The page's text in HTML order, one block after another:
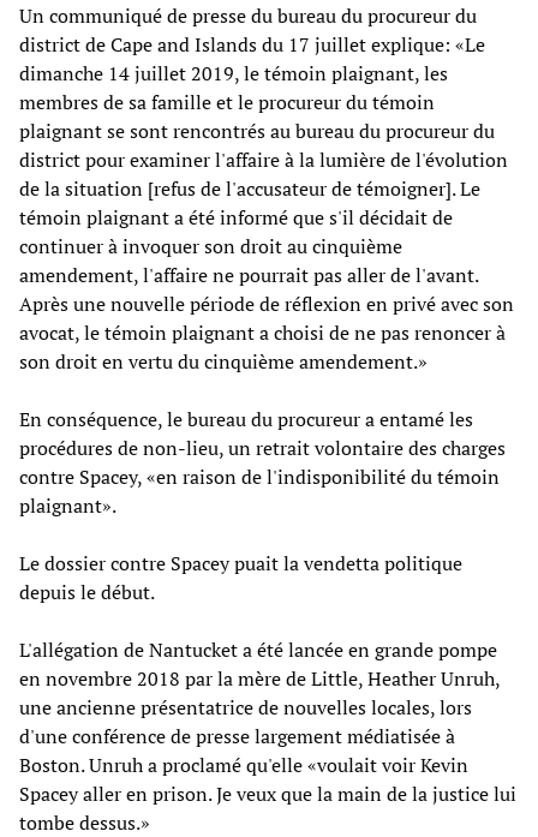
Un communiqué de presse du bureau du procureur du
district de Cape and Islands du 17 juillet explique: «Le
dimanche 14 juillet 2019, le témoin plaignant, les
membres de sa famille et le procureur du témoin
plaignant se sont rencontrés au bureau du procureur du
district pour examiner l'affaire à la lumière de l'évolution
de la situation [refus de l'accusateur de témoigner]. Le
témoin plaignant a été informé que s'il décidait de
continuer à invoquer son droit au cinquième
amendement, l'affaire ne pourrait pas aller de l'avant.
Après une nouvelle période de réflexion en privé avec son
avocat, le témoin plaignant a choisi de ne pas renoncer à
son droit en vertu du cinquième amendement.»
En conséquence, le bureau du procureur a entamé les
procédures de non-lieu, un retrait volontaire des charges
contre Spacey, «en raison de l'indisponibilité du témoin
plaignant».
Le dossier contre Spacey puait la vendetta politique
depuis le début.
L'allégation de Nantucket a été lancée en grande pompe
en novembre 2018 par la mère de Little, Heather Unruh,
une ancienne présentatrice de nouvelles locales, lors
d'une conférence de presse largement médiatisée à
Boston. Unruh a proclamé qu'elle «voulait voir Kevin
Spacey aller en prison. Je veux que la main de la justice lui
tombe dessus.»